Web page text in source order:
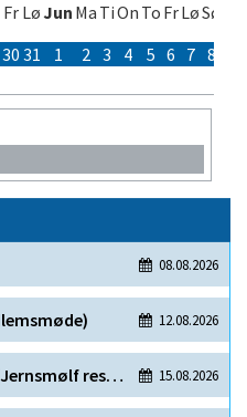
Fr LøJun Ma TiOn To FrLøSø
30 31 1 2 3 4 5 6 7 8